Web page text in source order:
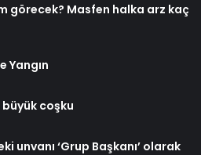
görecek? Masfen halka arz kaç
Yangın
coşku
unvanı ‘Grup Başkanı’ olarak